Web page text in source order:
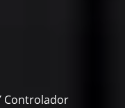
Controlador